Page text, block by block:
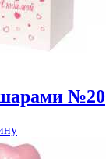
№20